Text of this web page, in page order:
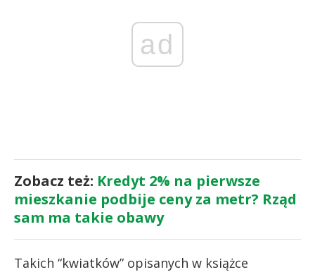
ad
Zobacz też: Kredyt 2% na pierwsze
mieszkanie podbije ceny za metr? Rząd
sam ma takie obawy
Takich “kwiatków” opisanych w książce